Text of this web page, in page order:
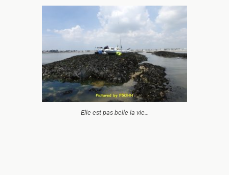
Elle est pas belle la vie…